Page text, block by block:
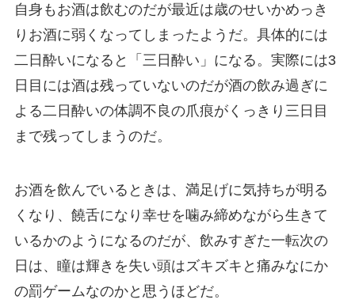
自身もお酒は飲むのだが最近は歳のせいかめっき
りお酒に弱くなってしまったようだ。具体的には
二日酔いになると「三日酔い」になる。実際には3
日目には酒は残っていないのだが酒の飲み過ぎに
よる二日酔いの体調不良の爪痕がくっきり三日目
まで残ってしまうのだ。
お酒を飲んでいるときは、満足げに気持ちが明る
くなり、饒舌になり幸せを噛み締めながら生きて
いるかのようになるのだが、飲みすぎた一転次の
日は、瞳は輝きを失い頭はズキズキと痛みなにか
の罰ゲームなのかと思うほどだ。